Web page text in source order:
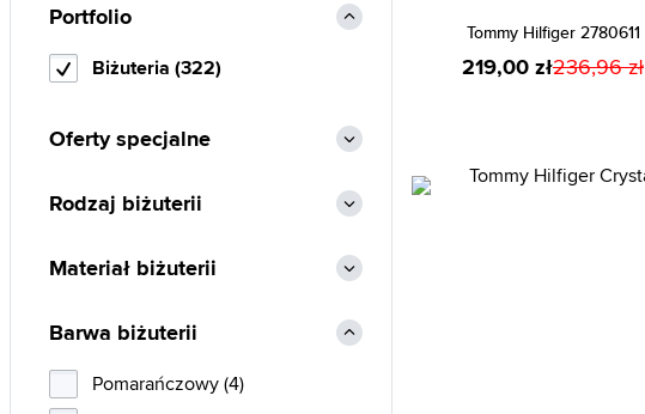
Tommy Hilfiger 2780611
219,00 zł236,96 zł
Pandora (16)
Paul Hewitt (13)
Police (45)
Rosefield (107)
Swarovski (33)
Thomas Sabo (1)
TS (121)
Portfolio
Biżuteria (322)
Oferty specjalne
Rodzaj biżuterii
Materiał biżuterii
Barwa biżuterii
Pomarańczowy (4)